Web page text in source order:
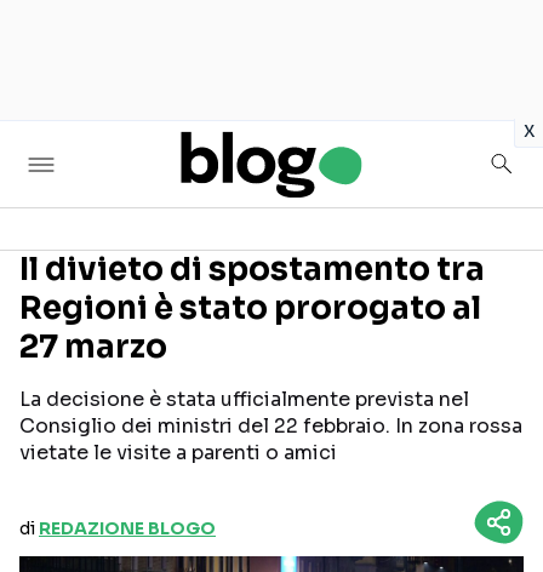
x
Seguici sui social
Il divieto di spostamento tra
Regioni è stato prorogato al
27 marzo
La decisione è stata ufficialmente prevista nel
Consiglio dei ministri del 22 febbraio. In zona rossa
vietate le visite a parenti o amici
di REDAZIONE BLOGO